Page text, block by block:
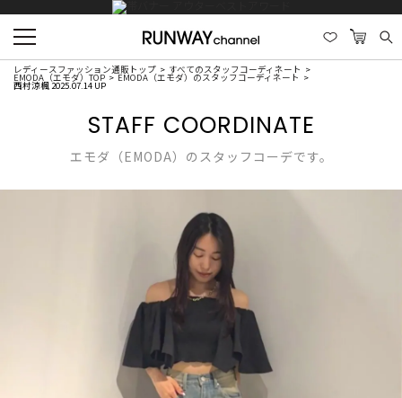
レディースファッション通販トップ すべてのスタッフコーディネート
EMODA（エモダ）TOP EMODA（エモダ）のスタッフコーディネート
西村涼楓 2025.07.14 UP
STAFF COORDINATE
エモダ（EMODA）のスタッフコーデです。